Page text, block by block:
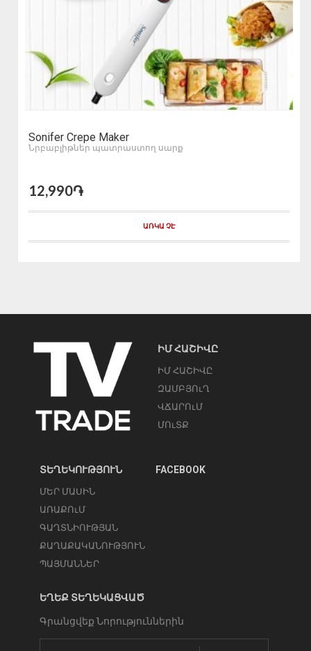
Sonifer Crepe Maker
Նրբաբլիթներ պատրաստող սարք
12,990֏
ԱՌԿԱ ՉԷ
ԻՄ ՀԱՇԻՎԸ
ԻՄ ՀԱՇԻՎԸ
ԶԱՄԲՅՈւՂ
ՎՃԱՐՈւՄ
ՄՈւՏՔ
ՏԵՂԵԿՈՒԹՅՈՒՆ
ՄԵՐ ՄԱՍԻՆ
ԱՌԱՔՈւՄ
ԳԱՂՏՆԻՈՒԹՅԱՆ
ՔԱՂԱՔԱԿԱՆՈՒԹՅՈՒՆ
ՊԱՅՄԱՆՆԵՐ
FACEBOOK
ԵՂԵՔ ՏԵՂԵԿԱՑՎԱԾ
Գրանցվեք Նորություններին